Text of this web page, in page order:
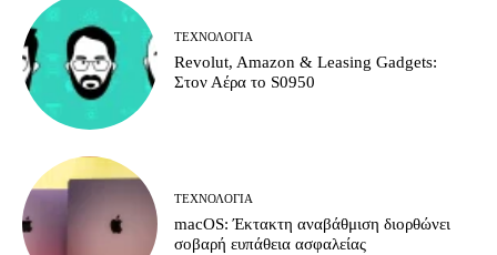
ΤΕΧΝΟΛΟΓΊΑ
Revolut, Amazon & Leasing Gadgets:
Στον Αέρα το S0950
ΤΕΧΝΟΛΟΓΊΑ
macOS: Έκτακτη αναβάθμιση διορθώνει
σοβαρή ευπάθεια ασφαλείας